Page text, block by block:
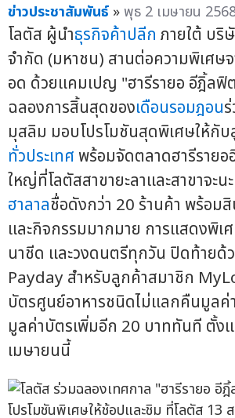
ข่าวประชาสัมพันธ์ »พุธ 2 เมษายน
โลตัส ผู้นำธุรกิจค้าปลีก ภายใต้ บริ
จำกัด (มหาชน) สานต่อความพิเศษ
อด ด้วยแคมเปญ "ฮารีรายอ อีฎิ้ลฟิ
ฉลองการสิ้นสุดของเดือนรอมฎอน
มุสลิม มอบโปรโมชันสุดพิเศษให้กับ
ทั่วประเทศ พร้อมจัดตลาดฮารีราย
ใหญ่ที่โลตัสสาขายะลาและสาขาจะ
ฮาลาลชื่อดังกว่า 20 ร้านค้า พร้อม
และกิจกรรมมากมาย การแสดงพิเ
นาชีด และวงดนตรีทุกวัน ปิดท้ายด้
Payday สำหรับลูกค้าสมาชิก
บัตรศูนย์อาหารชนิดไม่แลกคืนมูลค่
มูลค่าบัตรเพิ่มอีก 20 บาททันที ตั้ง
เมษายนนี้